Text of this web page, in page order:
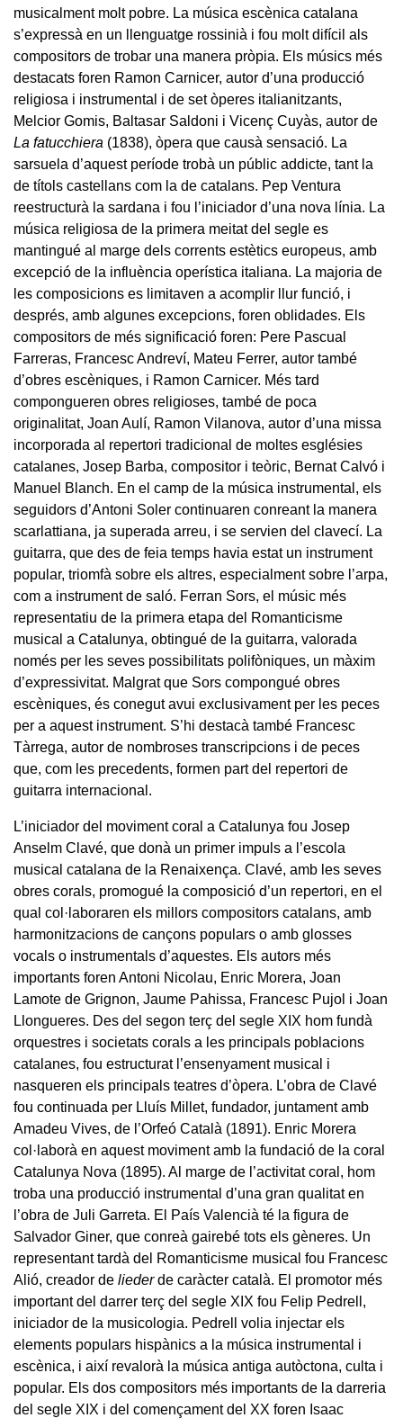
musicalment molt pobre. La música escènica catalana
s’expressà en un llenguatge rossinià i fou molt difícil als
compositors de trobar una manera pròpia. Els músics més
destacats foren Ramon Carnicer, autor d’una producció
religiosa i instrumental i de set òperes italianitzants,
Melcior Gomis, Baltasar Saldoni i Vicenç Cuyàs, autor de
La fatucchiera (1838), òpera que causà sensació. La
sarsuela d’aquest període trobà un públic addicte, tant la
de títols castellans com la de catalans. Pep Ventura
reestructurà la sardana i fou l’iniciador d’una nova línia. La
música religiosa de la primera meitat del segle es
mantingué al marge dels corrents estètics europeus, amb
excepció de la influència operística italiana. La majoria de
les composicions es limitaven a acomplir llur funció, i
després, amb algunes excepcions, foren oblidades. Els
compositors de més significació foren: Pere Pascual
Farreras, Francesc Andreví, Mateu Ferrer, autor també
d’obres escèniques, i Ramon Carnicer. Més tard
compongueren obres religioses, també de poca
originalitat, Joan Aulí, Ramon Vilanova, autor d’una missa
incorporada al repertori tradicional de moltes esglésies
catalanes, Josep Barba, compositor i teòric, Bernat Calvó i
Manuel Blanch. En el camp de la música instrumental, els
seguidors d’Antoni Soler continuaren conreant la manera
scarlattiana, ja superada arreu, i se servien del clavecí. La
guitarra, que des de feia temps havia estat un instrument
popular, triomfà sobre els altres, especialment sobre l’arpa,
com a instrument de saló. Ferran Sors, el músic més
representatiu de la primera etapa del Romanticisme
musical a Catalunya, obtingué de la guitarra, valorada
només per les seves possibilitats polifòniques, un màxim
d’expressivitat. Malgrat que Sors compongué obres
escèniques, és conegut avui exclusivament per les peces
per a aquest instrument. S’hi destacà també Francesc
Tàrrega, autor de nombroses transcripcions i de peces
que, com les precedents, formen part del repertori de
guitarra internacional.
L’iniciador del moviment coral a Catalunya fou Josep
Anselm Clavé, que donà un primer impuls a l’escola
musical catalana de la Renaixença. Clavé, amb les seves
obres corals, promogué la composició d’un repertori, en el
qual col·laboraren els millors compositors catalans, amb
harmonitzacions de cançons populars o amb glosses
vocals o instrumentals d’aquestes. Els autors més
importants foren Antoni Nicolau, Enric Morera, Joan
Lamote de Grignon, Jaume Pahissa, Francesc Pujol i Joan
Llongueres. Des del segon terç del segle XIX hom fundà
orquestres i societats corals a les principals poblacions
catalanes, fou estructurat l’ensenyament musical i
nasqueren els principals teatres d’òpera. L’obra de Clavé
fou continuada per Lluís Millet, fundador, juntament amb
Amadeu Vives, de l’Orfeó Català (1891). Enric Morera
col·laborà en aquest moviment amb la fundació de la coral
Catalunya Nova (1895). Al marge de l’activitat coral, hom
troba una producció instrumental d’una gran qualitat en
l’obra de Juli Garreta. El País Valencià té la figura de
Salvador Giner, que conreà gairebé tots els gèneres. Un
representant tardà del Romanticisme musical fou Francesc
Alió, creador de liederde caràcter català. El promotor més
important del darrer terç del segle XIX fou Felip Pedrell,
iniciador de la musicologia. Pedrell volia injectar els
elements populars hispànics a la música instrumental i
escènica, i així revalorà la música antiga autòctona, culta i
popular. Els dos compositors més importants de la darreria
del segle XIX i del començament del XX foren Isaac